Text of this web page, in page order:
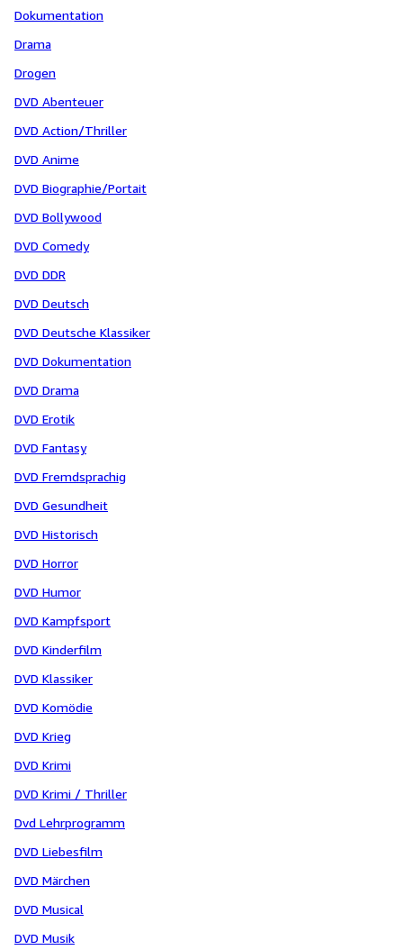
Dokumentation
Drama
Drogen
DVD Abenteuer
DVD Action/Thriller
DVD Anime
DVD Biographie/Portait
DVD Bollywood
DVD Comedy
DVD DDR
DVD Deutsch
DVD Deutsche Klassiker
DVD Dokumentation
DVD Drama
DVD Erotik
DVD Fantasy
DVD Fremdsprachig
DVD Gesundheit
DVD Historisch
DVD Horror
DVD Humor
DVD Kampfsport
DVD Kinderfilm
DVD Klassiker
DVD Komödie
DVD Krieg
DVD Krimi
DVD Krimi / Thriller
Dvd Lehrprogramm
DVD Liebesfilm
DVD Märchen
DVD Musical
DVD Musik